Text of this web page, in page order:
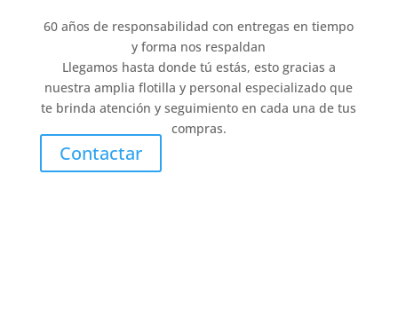
60 años de responsabilidad con entregas en tiempo
y forma nos respaldan
Llegamos hasta donde tú estás, esto gracias a
nuestra amplia flotilla y personal especializado que
te brinda atención y seguimiento en cada una de tus
compras.
Contactar